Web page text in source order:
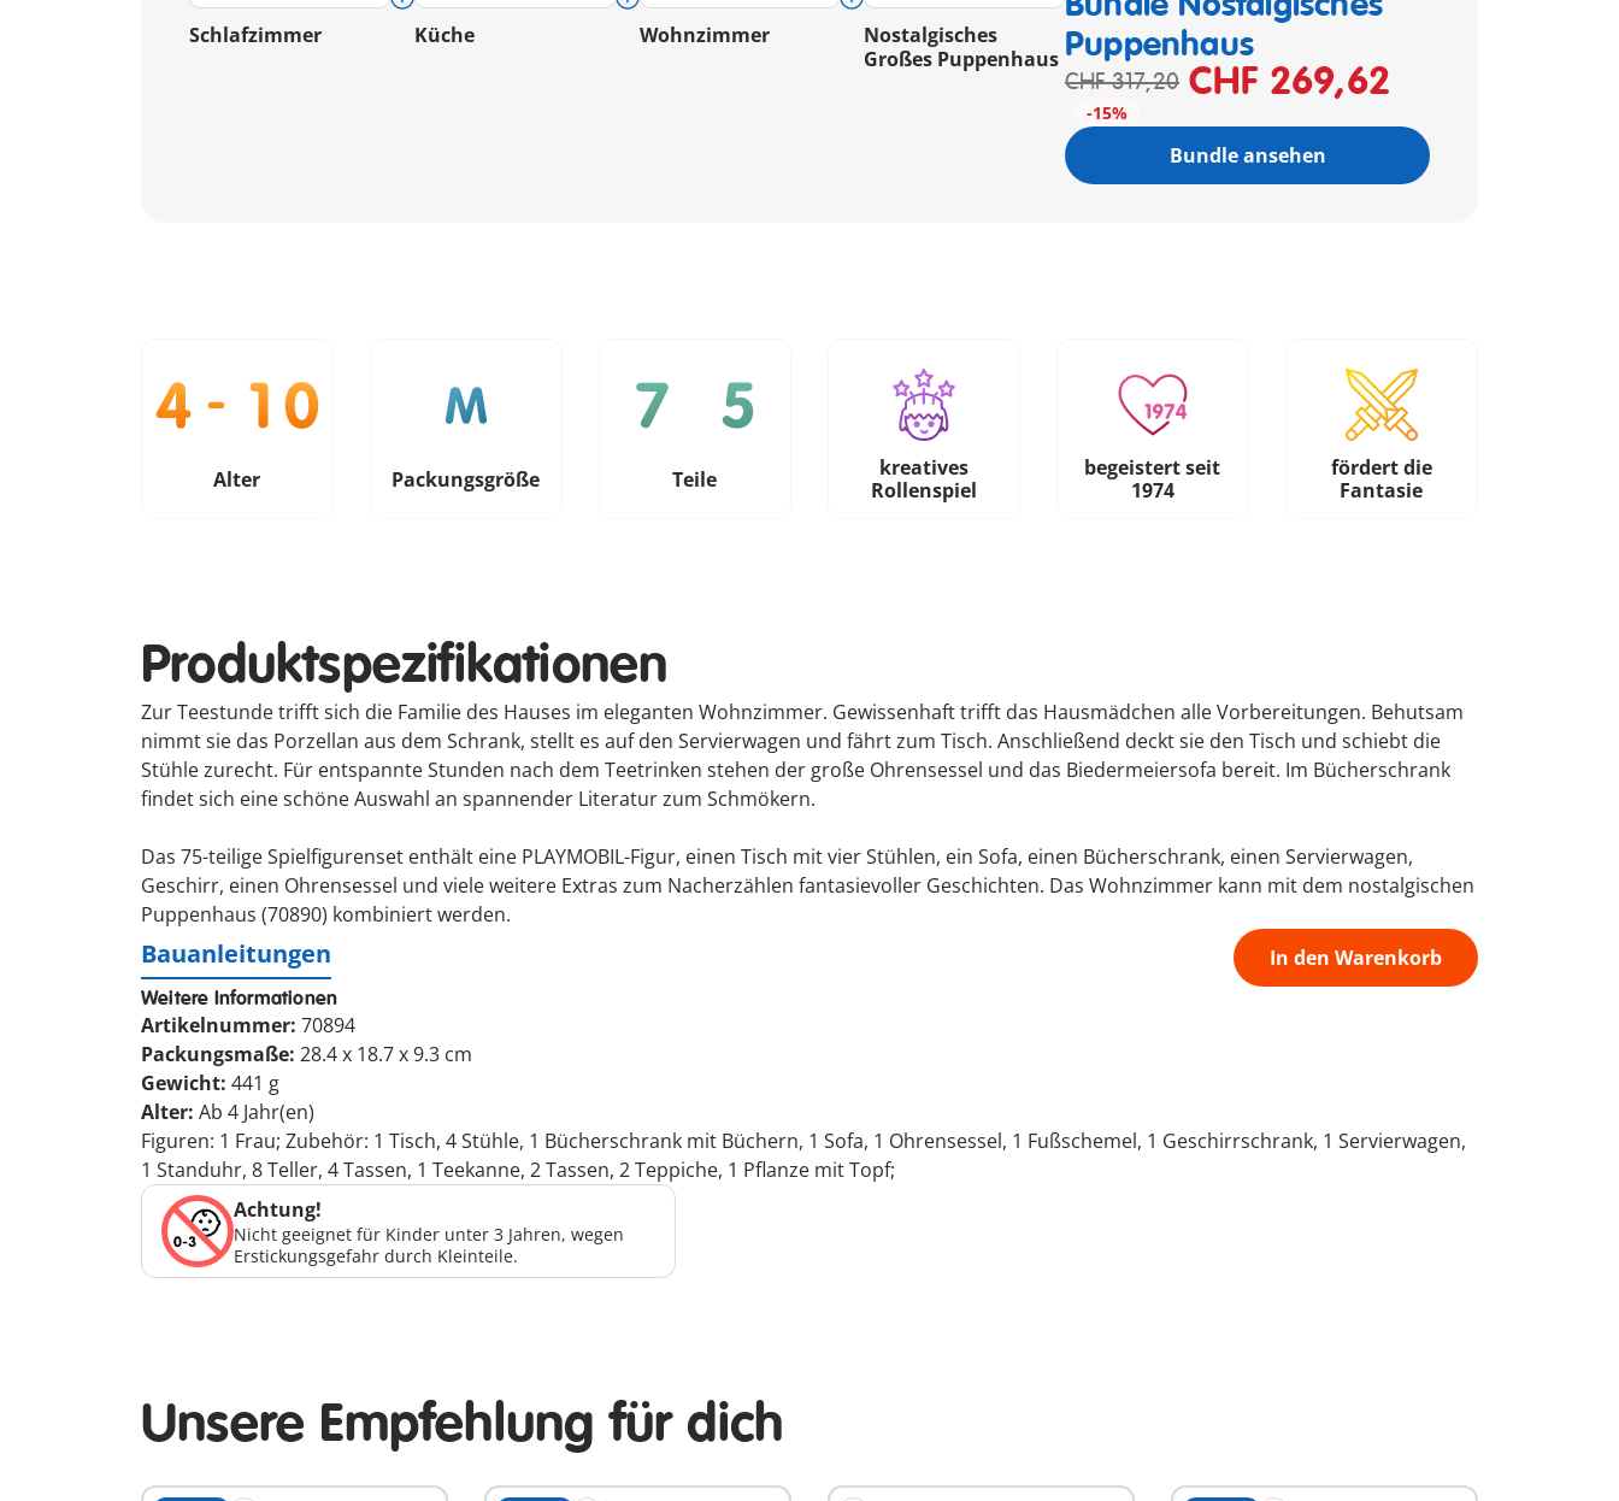
Schlafzimmer Küche Wohnzimmer
Nostalgisches
Großes Puppenhaus Puppenhaus
CHF 317,20 CHF 269,62
-15%
Bundle ansehen
Alter Packungsgröße Teile
kreatives
Rollenspiel
begeistert seit
1974
fördert die
Fantasie
Produktspezifikationen
Zur Teestunde trifft sich die Familie des Hauses im eleganten Wohnzimmer. Gewissenhaft trifft das Hausmädchen alle Vorbereitungen. Behutsam
nimmt sie das Porzellan aus dem Schrank, stellt es auf den Servierwagen und fährt zum Tisch. Anschließend deckt sie den Tisch und schiebt die
Stühle zurecht. Für entspannte Stunden nach dem Teetrinken stehen der große Ohrensessel und das Biedermeiersofa bereit. Im Bücherschrank
findet sich eine schöne Auswahl an spannender Literatur zum Schmökern.
Das 75-teilige Spielfigurenset enthält eine PLAYMOBIL-Figur, einen Tisch mit vier Stühlen, ein Sofa, einen Bücherschrank, einen Servierwagen,
Geschirr, einen Ohrensessel und viele weitere Extras zum Nacherzählen fantasievoller Geschichten. Das Wohnzimmer kann mit dem nostalgischen
Puppenhaus (70890) kombiniert werden.
In den Warenkorb
Bauanleitungen
Weitere Informationen
Artikelnummer: 70894
Packungsmaße: 28.4 x 18.7 x 9.3 cm
Gewicht: 441 g
Alter: Ab 4 Jahr(en)
Figuren: 1 Frau; Zubehör: 1 Tisch, 4 Stühle, 1 Bücherschrank mit Büchern, 1 Sofa, 1 Ohrensessel, 1 Fußschemel, 1 Geschirrschrank, 1 Servierwagen,
1 Standuhr, 8 Teller, 4 Tassen, 1 Teekanne, 2 Tassen, 2 Teppiche, 1 Pflanze mit Topf;
Achtung!
Nicht geeignet für Kinder unter 3 Jahren, wegen
Erstickungsgefahr durch Kleinteile.
Unsere Empfehlung für dich